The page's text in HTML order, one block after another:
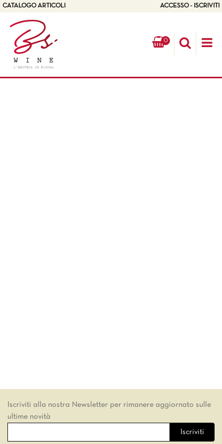
CATALOGO ARTICOLI ACCESSO - ISCRIVITI
0
Iscriviti alla nostra Newsletter per rimanere aggiornato sulle
ultime novità